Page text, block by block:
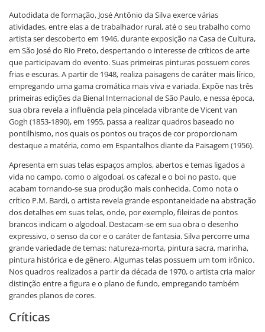
Autodidata de formação, José Antônio da Silva exerce várias
atividades, entre elas a de trabalhador rural, até o seu trabalho como
artista ser descoberto em 1946, durante exposição na Casa de Cultura,
em São José do Rio Preto, despertando o interesse de críticos de arte
que participavam do evento. Suas primeiras pinturas possuem cores
frias e escuras. A partir de 1948, realiza paisagens de caráter mais lírico,
empregando uma gama cromática mais viva e variada. Expõe nas três
primeiras edições da Bienal Internacional de São Paulo, e nessa época,
sua obra revela a influência pela pincelada vibrante de Vicent van
Gogh (1853-1890), em 1955, passa a realizar quadros baseado no
pontilhismo, nos quais os pontos ou traços de cor proporcionam
destaque a matéria, como em Espantalhos diante da Paisagem (1956).
Apresenta em suas telas espaços amplos, abertos e temas ligados a
vida no campo, como o algodoal, os cafezal e o boi no pasto, que
acabam tornando-se sua produção mais conhecida. Como nota o
crítico P.M. Bardi, o artista revela grande espontaneidade na abstração
dos detalhes em suas telas, onde, por exemplo, fileiras de pontos
brancos indicam o algodoal. Destacam-se em sua obra o desenho
expressivo, o senso da cor e o caráter de fantasia. Silva percorre uma
grande variedade de temas: natureza-morta, pintura sacra, marinha,
pintura histórica e de gênero. Algumas telas possuem um tom irônico.
Nos quadros realizados a partir da década de 1970, o artista cria maior
distinção entre a figura e o plano de fundo, empregando também
grandes planos de cores.
Críticas